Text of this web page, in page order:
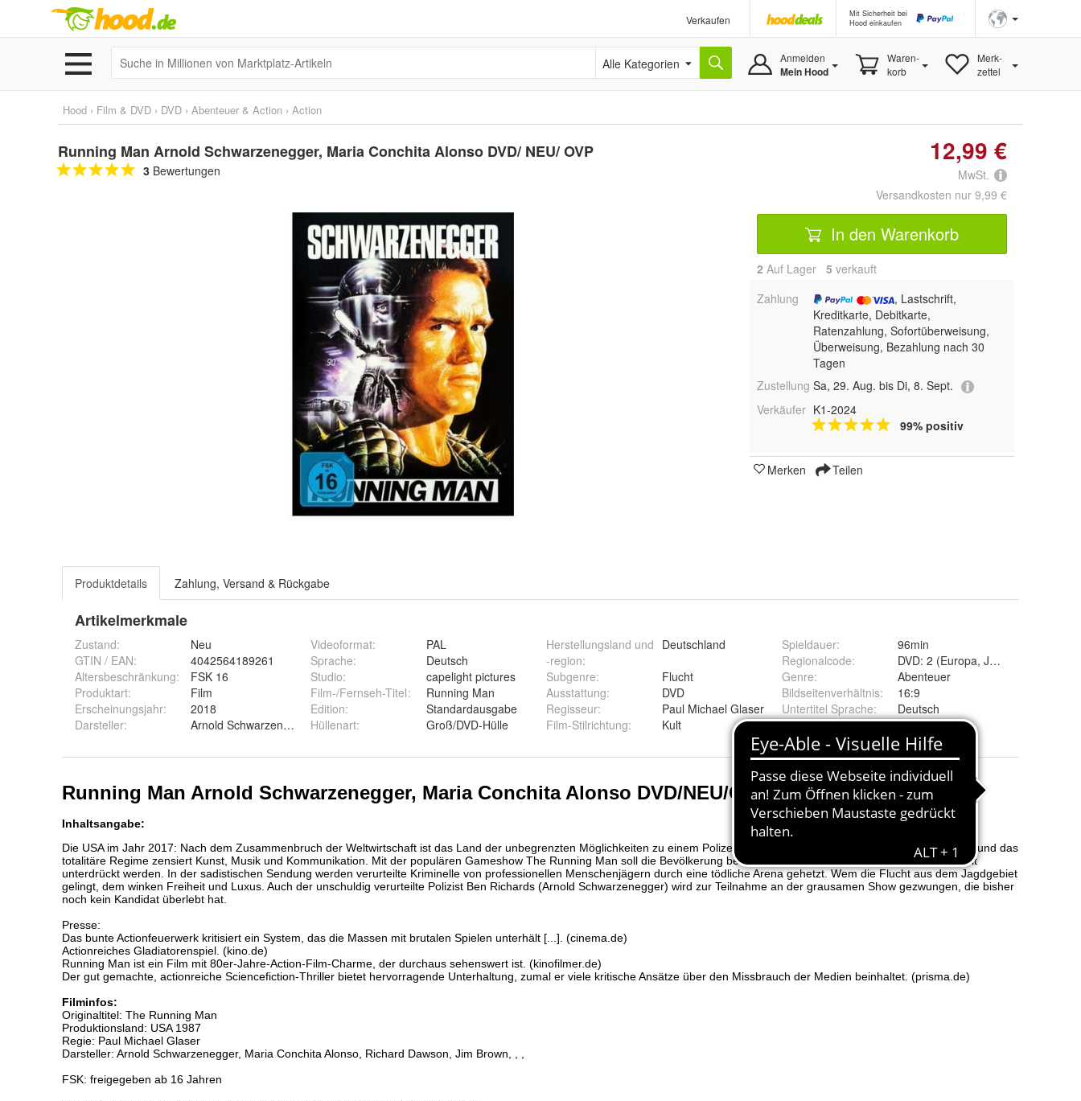
Verkaufen
Mit Sicherheit bei
Hood einkaufen
Alle Kategorien Anmelden
Mein Hood
Waren-
korb
Merk-
zettel
Hood › Film & DVD › DVD › Abenteuer & Action › Action
Running Man Arnold Schwarzenegger, Maria Conchita Alonso DVD/ NEU/ OVP
3 Bewertungen
12,99 €
MwSt.
Versandkosten nur 9,99 €
In den Warenkorb
2 Auf Lager 5 verkauft
Zahlung
, Lastschrift,
Kreditkarte, Debitkarte,
Ratenzahlung, Sofortüberweisung,
Überweisung, Bezahlung nach 30
Tagen
Zustellung Sa, 29. Aug. bis Di, 8. Sept.
Verkäufer K1-2024
99% positiv
Merken Teilen
Produktdetails Zahlung, Versand & Rückgabe
Artikelmerkmale
Zustand:
Neu
GTIN / EAN:
4042564189261
Altersbeschränkung:
FSK 16
Produktart:
Film
Erscheinungsjahr:
2018
Darsteller: Arnold Schwarzenegger, Maria Conchita Alonso
Videoformat:
PAL
Sprache:
Deutsch
Studio:
capelight pictures
Film-/Fernseh-Titel:
Running Man
Edition:
Standardausgabe
Hüllenart: Groß/DVD-Hülle
Herstellungsland und
-region:
Deutschland
Subgenre:
Flucht
Ausstattung:
DVD
Regisseur:
Paul Michael Glaser
Film-Stilrichtung: Kult
Spieldauer:
96min
Regionalcode:
DVD: 2 (Europa, Japan, Naher
Genre:
Abenteuer
Bildseitenverhältnis:
16:9
Untertitel Sprache: Deutsch